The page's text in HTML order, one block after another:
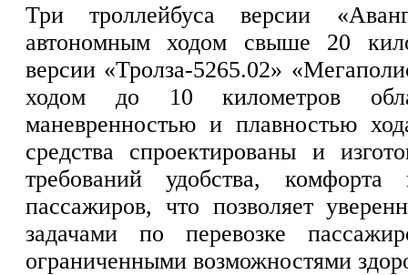
Три троллейбуса версии
автономным ходом свыше 20
версии «Тролза-5265.02»
ходом до 10 километров
маневренностью и плавностью
средства спроектированы и
требований удобства, комфорта
пассажиров, что позволяет
задачами по перевозке
ограниченными возможностями